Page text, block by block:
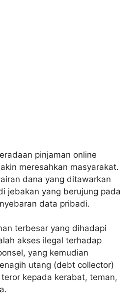
pinjaman online
meresahkan masyarakat.
dana yang ditawarkan
jebakan yang berujung pada
data pribadi.
terbesar yang dihadapi
akses ilegal terhadap
yang kemudian
utang (debt collector)
kepada kerabat, teman,